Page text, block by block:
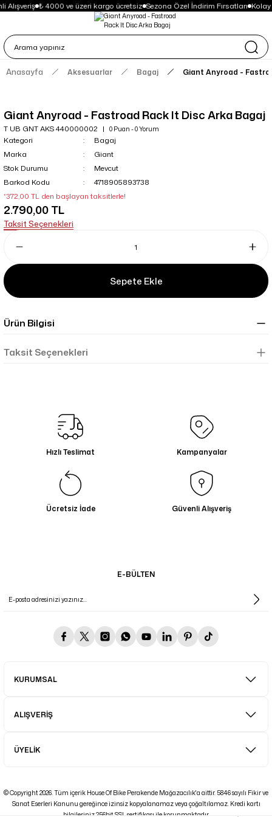
Alışveriş ₺ 4000 ve üzeri kargo ücretsiz Sezona Özel İndirim Fırsatları Kolay
Anasayfa Aksesuarlar Bagaj Giant Anyroad -
Giant Anyroad - Fastroad Rack It Disc Arka Bagaj
T UB GNT AKS 440000002 0 Puan - 0 Yorum
Kategori
Bagaj
Marka
Giant
Stok Durumu
Mevcut
Barkod Kodu
4718905893738
*372,00 TL den başlayan taksitlerle!
2.790,00 TL
Taksit Seçenekleri
Sepete Ekle
Ürün Bilgisi
Taksit Seçenekleri
Hızlı Teslimat Kampanyalar
Ücretsiz İade Güvenli Alışveriş
E-BÜLTEN
KURUMSAL
ALIŞVERİŞ
ÜYELİK
© Copyright 2026. Tüm içerik House Of Bike Perakende Mağazacılık'a aittir. 5846 sayılı Fikir ve
Sanat Eserleri Kanunu gereğince izinsiz kopyalanamaz veya çoğaltılamaz. Kredi kartı
bilgileriniz 256bit SSL sertifikası ile korunmaktadır.